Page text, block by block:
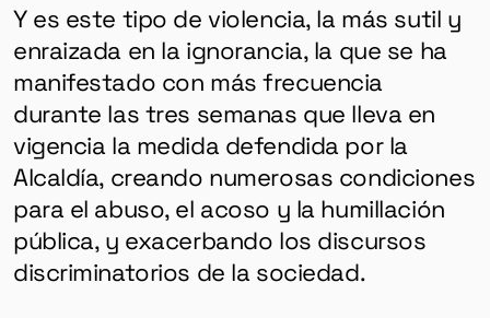
Y es este tipo de violencia, la más sutil y
enraizada en la ignorancia, la que se ha
manifestado con más frecuencia
durante las tres semanas que lleva en
vigencia la medida defendida por la
Alcaldía, creando numerosas condiciones
para el abuso, el acoso y la humillación
pública, y exacerbando los discursos
discriminatorios de la sociedad.